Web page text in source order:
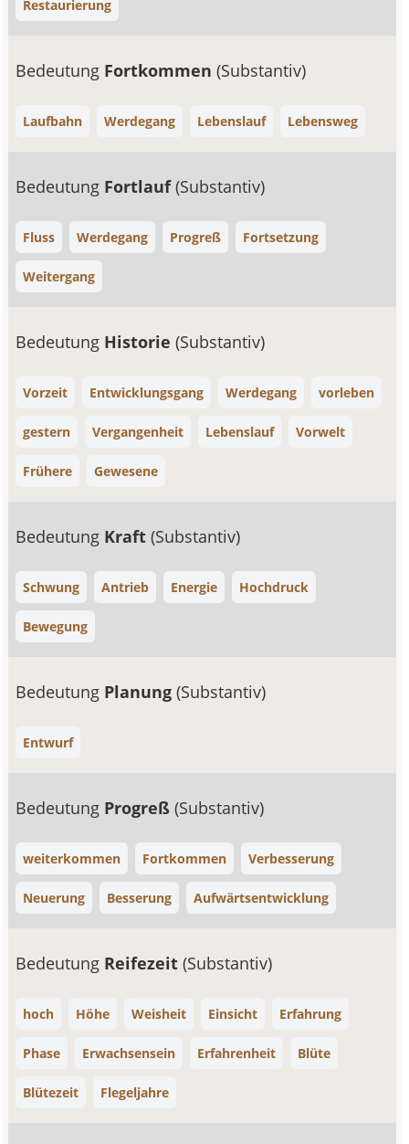
Restaurierung
Bedeutung Fortkommen(Substantiv)
Laufbahn Werdegang Lebenslauf Lebensweg
Bedeutung Fortlauf(Substantiv)
Fluss Werdegang Progreß Fortsetzung
Weitergang
Bedeutung Historie(Substantiv)
Vorzeit Entwicklungsgang Werdegang vorleben
gestern Vergangenheit Lebenslauf Vorwelt
Frühere Gewesene
Bedeutung Kraft(Substantiv)
Schwung Antrieb Energie Hochdruck
Bewegung
Bedeutung Planung(Substantiv)
Entwurf
Bedeutung Progreß(Substantiv)
weiterkommen Fortkommen Verbesserung
Neuerung Besserung Aufwärtsentwicklung
Bedeutung Reifezeit(Substantiv)
hoch Höhe Weisheit Einsicht Erfahrung
Phase Erwachsensein Erfahrenheit Blüte
Blütezeit Flegeljahre